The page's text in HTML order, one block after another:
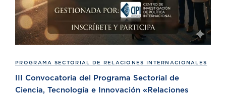
PROGRAMA SECTORIAL DE RELACIONES INTERNACIONALES
III Convocatoria del Programa Sectorial de
Ciencia, Tecnología e Innovación «Relaciones